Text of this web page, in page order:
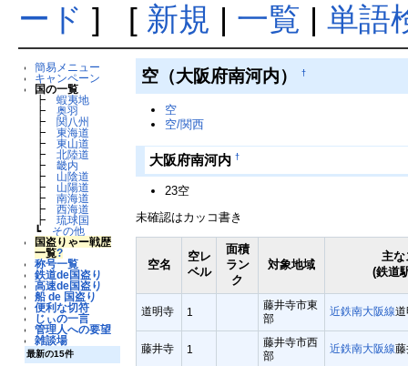
ード ] [ 新規 | 一覧 | 単語
簡易メニュー
キャンペーン
国の一覧
┣蝦夷地
┣奥羽
┣ 関八州
┣東海道
┣東山道
┣北陸道
┣畿内
┣ 山陰道
┣ 山陽道
┣南海道
┣西海道
┣琉球国
┗ その他
国盗りゃー戦歴
一覧?
称号一覧
鉄道de国盗り
高速de国盗り
船 de 国盗り
便利な切符
じぃの一言
管理人への要望
雑談場
最新の15件
空（大阪府南河内） †
空
空/関西
大阪府南河内 †
23空
未確認はカッコ書き
空名
空レ
ベル
面積
ラン
ク
対象地域
主
(鉄道
道明寺 1
藤井寺市東
部
近鉄南大阪線
藤井寺 1
藤井寺市西
部
近鉄南大阪線